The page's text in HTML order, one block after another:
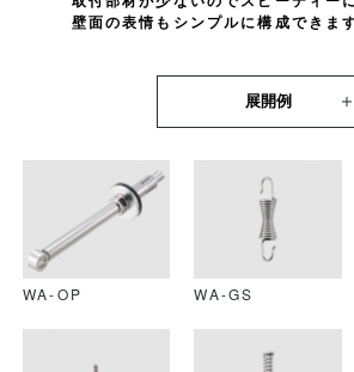
壁面の表情もシンプルに構成できます
展開例
WA-OP WA-GS